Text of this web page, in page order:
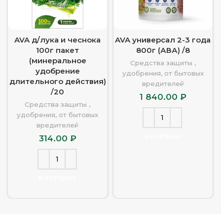
AVA д/лука и чеснока
100г пакет
(минеральное
удобрение
длительного действия)
/20
Средства защиты ,
удобрения, от бытовых
вредителей
314.00 ₽
AVA универсал 2-3 года
800г (АВА) /8
Средства защиты ,
удобрения, от бытовых
вредителей
1 840.00 ₽